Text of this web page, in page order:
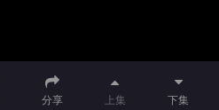
分享 上集 下集